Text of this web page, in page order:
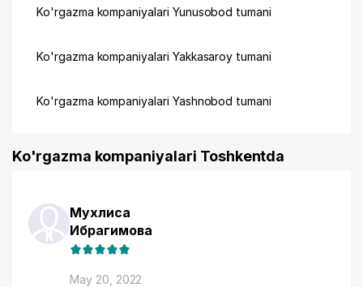
Ko'rgazma kompaniyalari Yunusobod tumani
Ko'rgazma kompaniyalari Yakkasaroy tumani
Ko'rgazma kompaniyalari Yashnobod tumani
Ko'rgazma kompaniyalari Toshkentda
Мухлиса
Ибрагимова
May 20, 2022